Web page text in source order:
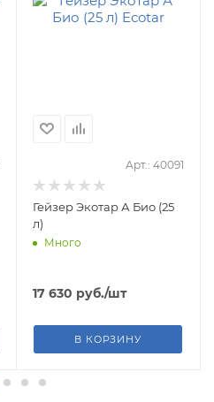
Арт.: 40091
Гейзер Экотар А Био (25
л)
Много
17 630 руб./шт
В КОРЗИНУ